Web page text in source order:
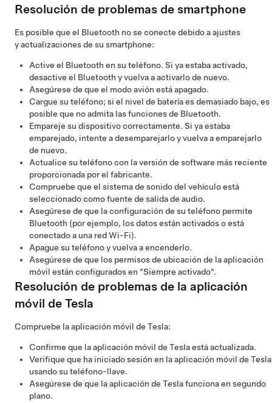
Resolución de problemas de smartphone
Es posible que el Bluetooth no se conecte debido a ajustes
y actualizaciones de su smartphone:
Active el Bluetooth en su teléfono. Si ya estaba activado,
desactive el Bluetooth y vuelva a activarlo de nuevo.
Asegúrese de que el modo avión está apagado.
Cargue su teléfono; si el nivel de batería es demasiado bajo, es
posible que no admita las funciones de Bluetooth.
Empareje su dispositivo correctamente. Si ya estaba
emparejado, intente a desemparejarlo y vuelva a emparejarlo
de nuevo.
Actualice su teléfono con la versión de software más reciente
proporcionada por el fabricante.
Compruebe que el sistema de sonido del vehículo está
seleccionado como fuente de salida de audio.
Asegúrese de que la configuración de su teléfono permite
Bluetooth (por ejemplo, los datos están activados o está
conectado a una red Wi-Fi).
Apague su teléfono y vuelva a encenderlo.
Asegúrese de que los permisos de ubicación de la aplicación
móvil están configurados en "Siempre activado".
Resolución de problemas de la aplicación
móvil de Tesla
Compruebe la aplicación móvil de Tesla:
Confirme que la aplicación móvil de Tesla está actualizada.
Verifique que ha iniciado sesión en la aplicación móvil de Tesla
usando su teléfono-llave.
Asegúrese de que la aplicación de Tesla funciona en segundo
plano.